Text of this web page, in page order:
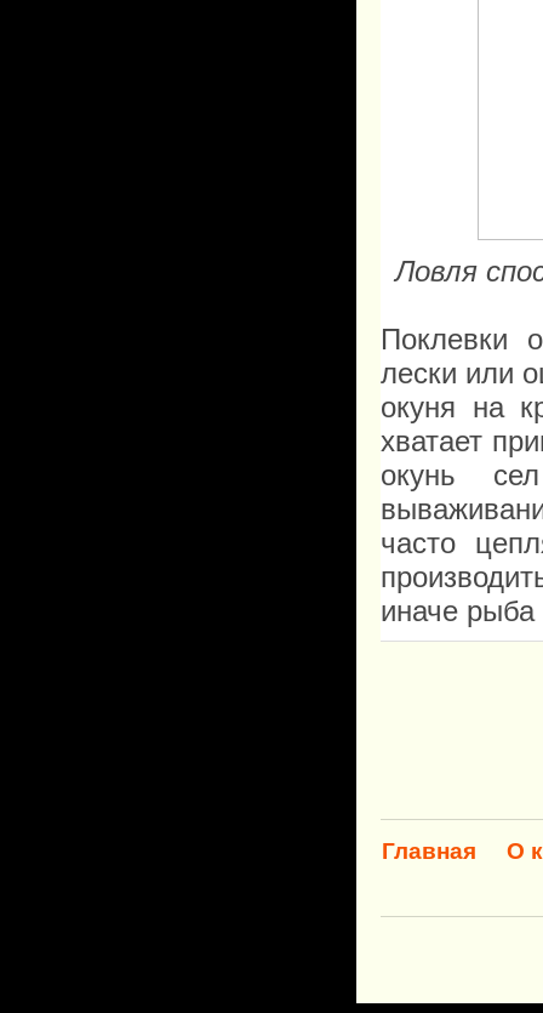
Ловля
Поклевки
лески или
окуня на
хватает
окунь
часто
иначе рыба
Главная О